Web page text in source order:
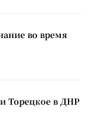
во время
Торецкое в ДНР